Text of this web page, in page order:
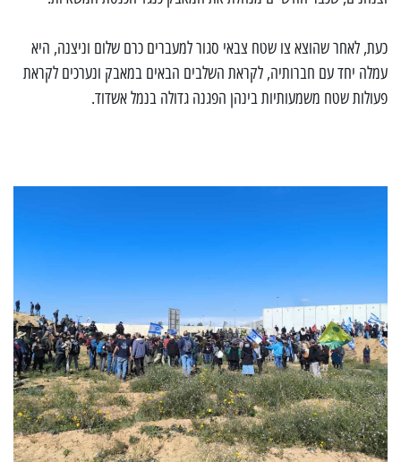
‏כעת, לאחר שהוצא צו שטח צבאי סגור למעברים כרם שלום וניצנה, היא
עמלה יחד עם חברותיה, לקראת השלבים הבאים במאבק ונערכים לקראת
פעולות שטח משמעותיות בינהן הפגנה גדולה בנמל אשדוד.